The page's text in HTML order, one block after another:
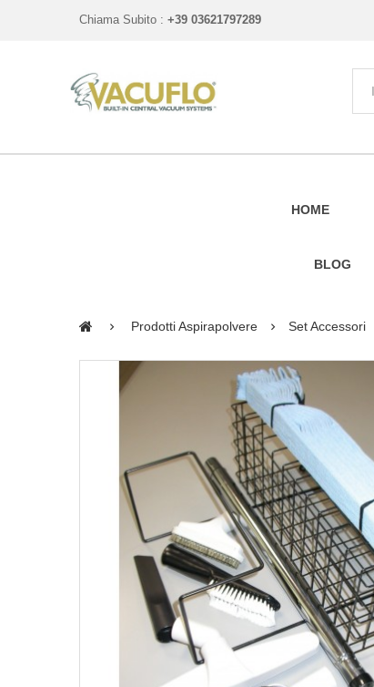
Chiama Subito : +39 03621797289
HOME
BLOG
Prodotti Aspirapolvere Set Accessori